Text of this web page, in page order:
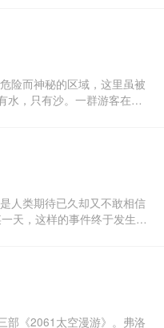
妻子的情况，他十分担心自
宇宙射线的影响：于是，戴
大夫处咨询，大夫建议他到
结果显示地球上确实出现了
脑异常清晰的高智慧型人
为，企图入侵地球的火星人
且新人类已经开始出现在地
险而神秘的区域，这里虽被
水，只有沙。一群游客在此
危机四伏，意想不到的麻烦
难重重。困境中的人类将如
现？面对险恶环境的挑战，
克秉持一贯的严谨和技术流
动魄的救援行动。
人类期待已久却又不敢相信
天，这样的事件终于发生了
；除我们之外，这里还有其
远远高于我们。人类将它命
的飞船与它会合。但种种迹
一艘死船，仅在自动程序引
部《2061太空漫游》。弗洛